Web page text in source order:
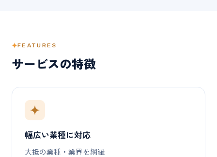
FEATURES
サービスの特徴
幅広い業種に対応
大抵の業種・業界を網羅